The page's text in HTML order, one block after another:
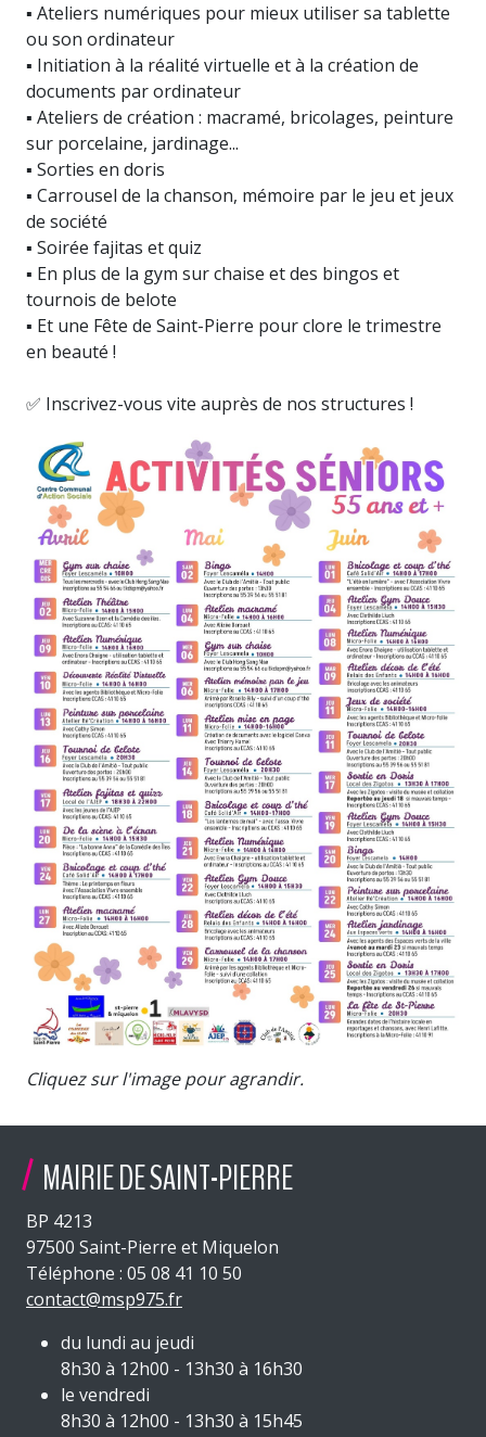
▪️ Ateliers numériques pour mieux utiliser sa tablette
ou son ordinateur
▪️ Initiation à la réalité virtuelle et à la création de
documents par ordinateur
▪️ Ateliers de création : macramé, bricolages, peinture
sur porcelaine, jardinage...
▪️ Sorties en doris
▪️ Carrousel de la chanson, mémoire par le jeu et jeux
de société
▪️ Soirée fajitas et quiz
▪️ En plus de la gym sur chaise et des bingos et
tournois de belote
▪️ Et une Fête de Saint-Pierre pour clore le trimestre
en beauté !
✅ Inscrivez-vous vite auprès de nos structures !
Cliquez sur l'image pour agrandir.
MAIRIE DE SAINT-PIERRE
BP 4213
97500 Saint-Pierre et Miquelon
Téléphone : 05 08 41 10 50
contact@msp975.fr
du lundi au jeudi
8h30 à 12h00 - 13h30 à 16h30
le vendredi
8h30 à 12h00 - 13h30 à 15h45